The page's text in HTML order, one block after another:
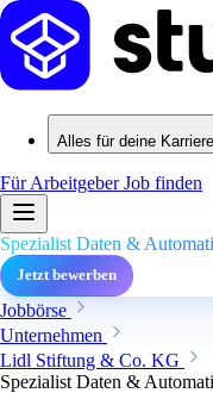
Alles für deine Karriere
Für ArbeitgeberJob finden
Spezialist Daten &
Jetzt bewerben
Jobbörse
Unternehmen
Lidl Stiftung & Co. KG
Spezialist Daten &